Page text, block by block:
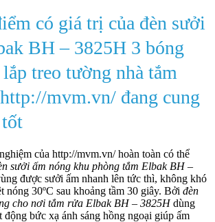
có giá trị của đèn sưởi
BH – 3825H 3 bóng
treo tường nhà tắm
mvm.vn/ đang cung
của http://mvm.vn/ hoàn toàn có thể
sưởi ấm nóng khu phòng tắm Elbak BH –
được sưởi ấm nhanh lên tức thì, không khó
nóng 30ºC sau khoảng tầm 30 giây. Bởi đèn
cho nơi tắm rửa Elbak BH – 3825Hdùng
động bức xạ ánh sáng hồng ngoại giúp ấm